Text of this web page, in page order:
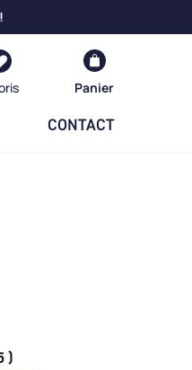
CONTACT
Panier
)